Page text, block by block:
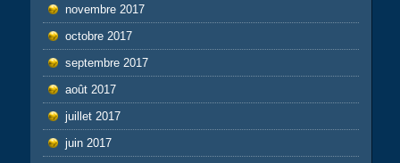
novembre 2017
octobre 2017
septembre 2017
août 2017
juillet 2017
juin 2017